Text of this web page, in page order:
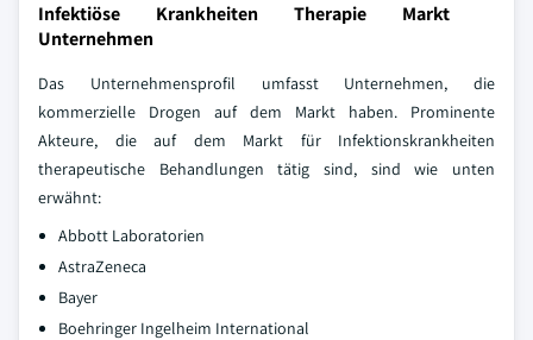
Infektiöse Krankheiten Therapie Markt
Unternehmen
Das Unternehmensprofil umfasst Unternehmen, die
kommerzielle Drogen auf dem Markt haben. Prominente
Akteure, die auf dem Markt für Infektionskrankheiten
therapeutische Behandlungen tätig sind, sind wie unten
erwähnt:
Abbott Laboratorien
AstraZeneca
Bayer
Boehringer Ingelheim International